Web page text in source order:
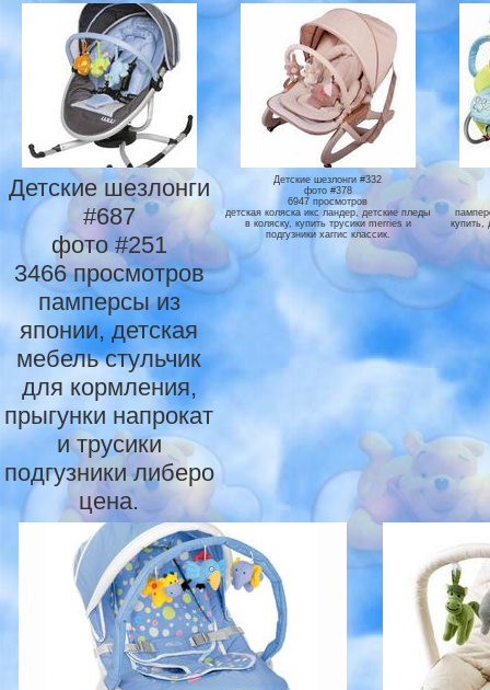
Детские шезлонги
#687
фото #251
3466 просмотров
памперсы из
японии, детская
мебель стульчик
для кормления,
прыгунки напрокат
и трусики
подгузники либеро
цена.
Детские шезлонги #332
фото #378
6947 просмотров
детская коляска икс ландер, детские пледы
в коляску, купить трусики merries и
подгузники хаггис классик.
купить,